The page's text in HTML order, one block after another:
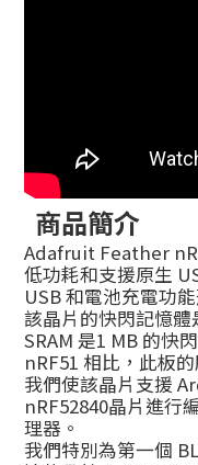
商品簡介
Adafruit Feather
低功耗和支援原生
USB 和電池充電功
該晶片的快閃記憶體
SRAM 是1 MB 的快
nRF51 相比，此板
我們使該晶片支援
nRF52840晶片進行
理器。
我們特別為第一個